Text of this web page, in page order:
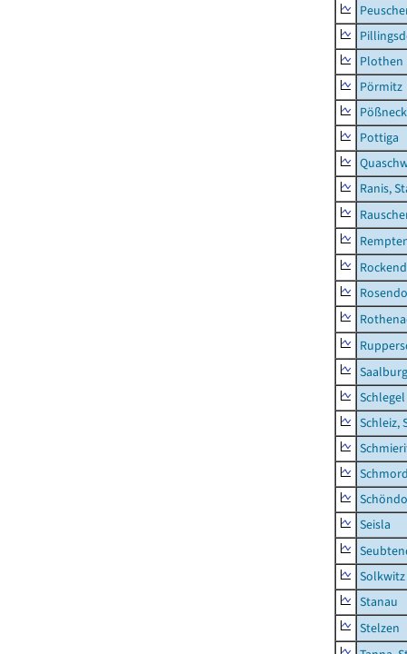
Plothen
Pörmitz
Pottiga
Ranis,
Schlegel
Schleiz,
Seisla
Solkwitz
Stanau
Stelzen